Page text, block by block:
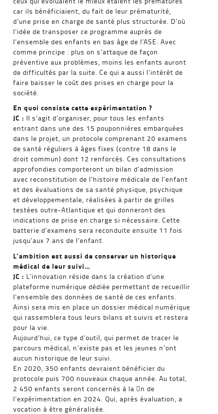
car ils bénéficiaient, du fait de leur prématurité,
d’une prise en charge de santé plus structurée. D’où
l’idée de transposer ce programme auprès de
l’ensemble des enfants en bas âge de l’ASE. Avec
comme principe : plus on s’attaque de façon
préventive aux problèmes, moins les enfants auront
de difficultés par la suite. Ce qui a aussi l’intérêt de
faire baisser le coût des prises en charge pour la
société.
En quoi consiste cette expérimentation ?
JC : Il s’agit d’organiser, pour tous les enfants
entrant dans une des 15 pouponnières embarquées
dans le projet, un protocole comprenant 20 examens
de santé réguliers à âges fixes (contre 18 dans le
droit commun) dont 12 renforcés. Ces consultations
approfondies comporteront un bilan d’admission
avec reconstitution de l’histoire médicale de l’enfant
et des évaluations de sa santé physique, psychique
et développementale, réalisées à partir de grilles
testées outre-Atlantique et qui donneront des
indications de prise en charge si nécessaire. Cette
batterie d’examens sera reconduite ensuite 11 fois
jusqu’aux 7 ans de l’enfant.
L’ambition est aussi de conserver un historique
médical de leur suivi…
JC : L’innovation réside dans la création d’une
plateforme numérique dédiée permettant de recueillir
l’ensemble des données de santé de ces enfants.
Ainsi sera mis en place un dossier médical numérique
qui rassemblera tous leurs bilans et suivis et restera
pour la vie.
Aujourd’hui, ce type d’outil, qui permet de tracer le
parcours médical, n’existe pas et les jeunes n’ont
aucun historique de leur suivi.
En 2020, 350 enfants devraient bénéficier du
protocole puis 700 nouveaux chaque année. Au total,
2 450 enfants seront concernés à la 􀃥n de
l’expérimentation en 2024. Qui, après évaluation, a
vocation à être généralisée.